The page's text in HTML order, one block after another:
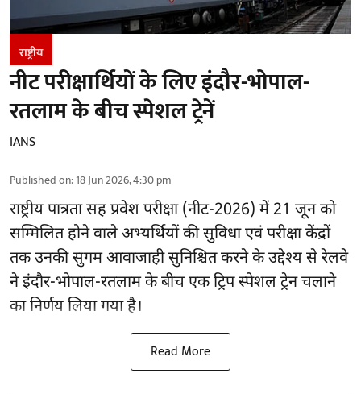
राष्ट्रीय
नीट परीक्षार्थियों के लिए इंदौर-भोपाल-
रतलाम के बीच स्पेशल ट्रेनें
IANS
Published on:18 Jun 2026, 4:30 pm
राष्ट्रीय पात्रता सह प्रवेश परीक्षा (नीट-2026) में 21 जून को
सम्मिलित होने वाले अभ्यर्थियों की सुविधा एवं परीक्षा केंद्रों
तक उनकी सुगम आवाजाही सुनिश्चित करने के उद्देश्य से रेलवे
ने इंदौर-भोपाल-रतलाम के बीच एक ट्रिप स्पेशल ट्रेन चलाने
का निर्णय लिया गया है।
Read More